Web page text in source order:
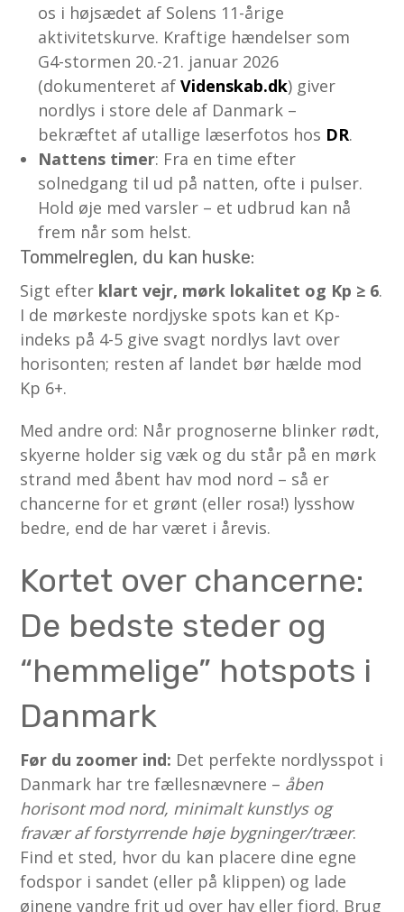
os i højsædet af Solens 11-årige
aktivitetskurve. Kraftige hændelser som
G4-stormen 20.-21. januar 2026
(dokumenteret afVidenskab.dk) giver
nordlys i store dele af Danmark –
bekræftet af utallige læserfotos hos DR.
Nattens timer: Fra en time efter
solnedgang til ud på natten, ofte i pulser.
Hold øje med varsler – et udbrud kan nå
frem når som helst.
Tommelreglen, du kan huske:
Sigt efter klart vejr, mørk lokalitet og Kp ≥ 6.
I de mørkeste nordjyske spots kan et Kp-
indeks på 4-5 give svagt nordlys lavt over
horisonten; resten af landet bør hælde mod
Kp 6+.
Med andre ord: Når prognoserne blinker rødt,
skyerne holder sig væk og du står på en mørk
strand med åbent hav mod nord – så er
chancerne for et grønt (eller rosa!) lysshow
bedre, end de har været i årevis.
Kortet over chancerne:
De bedste steder og
“hemmelige” hotspots i
Danmark
Før du zoomer ind: Det perfekte nordlysspot i
Danmark har tre fællesnævnere – åben
horisont mod nord, minimalt kunstlys og
fravær af forstyrrende høje bygninger/træer.
Find et sted, hvor du kan placere dine egne
fodspor i sandet (eller på klippen) og lade
øjnene vandre frit ud over hav eller fjord. Brug